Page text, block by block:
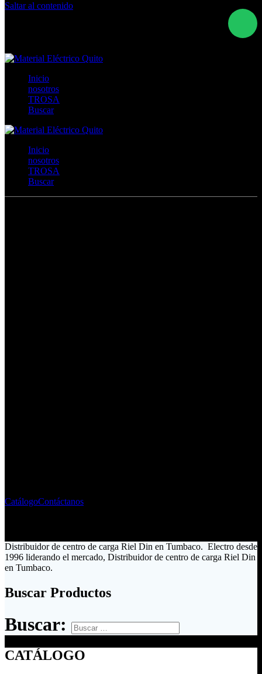
Saltar al contenido
Inicio
nosotros
TROSA
Buscar
Inicio
nosotros
TROSA
Buscar
CatálogoContáctanos
Distribuidor de centro de carga Riel Din en Tumbaco. Electro desde
1996 liderando el mercado, Distribuidor de centro de carga Riel Din
en Tumbaco.
Buscar Productos
Buscar:
CATÁLOGO